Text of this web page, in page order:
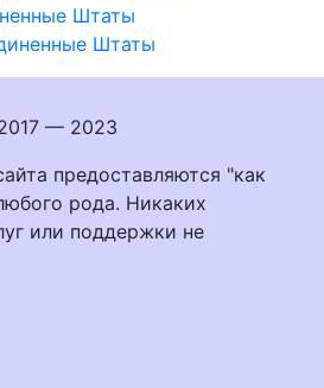
Штаты
Штаты
— 2023
предоставляются "как
рода. Никаких
или поддержки не